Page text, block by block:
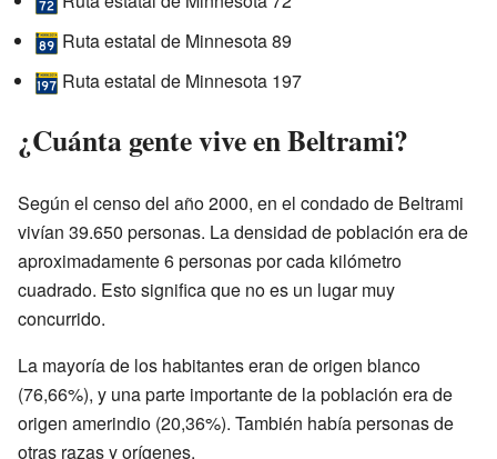
Ruta estatal de Minnesota 89
Ruta estatal de Minnesota 197
¿Cuánta gente vive en Beltrami?
Según el censo del año 2000, en el condado de Beltrami
vivían 39.650 personas. La densidad de población era de
aproximadamente 6 personas por cada kilómetro
cuadrado. Esto significa que no es un lugar muy
concurrido.
La mayoría de los habitantes eran de origen blanco
(76,66%), y una parte importante de la población era de
origen amerindio (20,36%). También había personas de
otras razas y orígenes.